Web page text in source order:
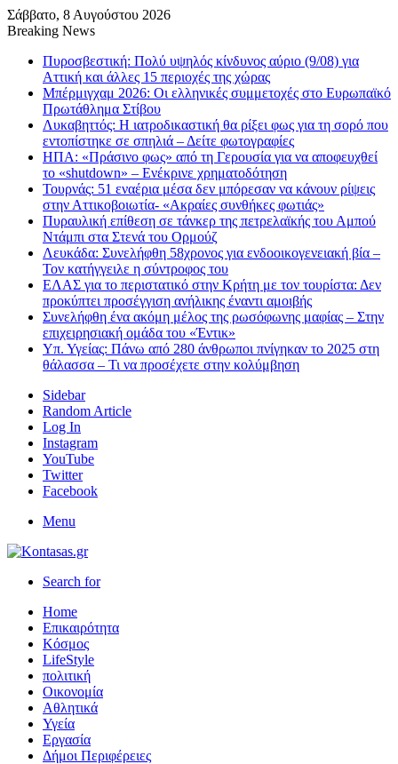
Σάββατο, 8 Αυγούστου 2026
Breaking News
Πυροσβεστική: Πολύ υψηλός κίνδυνος αύριο (9/08) για
Αττική και άλλες 15 περιοχές της χώρας
Μπέρμιγχαμ 2026: Οι ελληνικές συμμετοχές στο Ευρωπαϊκό
Πρωτάθλημα Στίβου
Λυκαβηττός: Η ιατροδικαστική θα ρίξει φως για τη σορό που
εντοπίστηκε σε σπηλιά – Δείτε φωτογραφίες
ΗΠΑ: «Πράσινο φως» από τη Γερουσία για να αποφευχθεί
το «shutdown» – Ενέκρινε χρηματοδότηση
Τουρνάς: 51 εναέρια μέσα δεν μπόρεσαν να κάνουν ρίψεις
στην Αττικοβοιωτία- «Ακραίες συνθήκες φωτιάς»
Πυραυλική επίθεση σε τάνκερ της πετρελαϊκής του Αμπού
Ντάμπι στα Στενά του Ορμούζ
Λευκάδα: Συνελήφθη 58χρονος για ενδοοικογενειακή βία –
Τον κατήγγειλε η σύντροφος του
ΕΛΑΣ για το περιστατικό στην Κρήτη με τον τουρίστα: Δεν
προκύπτει προσέγγιση ανήλικης έναντι αμοιβής
Συνελήφθη ένα ακόμη μέλος της ρωσόφωνης μαφίας – Στην
επιχειρησιακή ομάδα του «Έντικ»
Υπ. Υγείας: Πάνω από 280 άνθρωποι πνίγηκαν το 2025 στη
θάλασσα – Τι να προσέχετε στην κολύμβηση
Sidebar
Random Article
Log In
Instagram
YouTube
Twitter
Facebook
Menu
Search for
Home
Επικαιρότητα
Κόσμος
LifeStyle
πολιτική
Οικονομία
Αθλητικά
Υγεία
Εργασία
Δήμοι Περιφέρειες